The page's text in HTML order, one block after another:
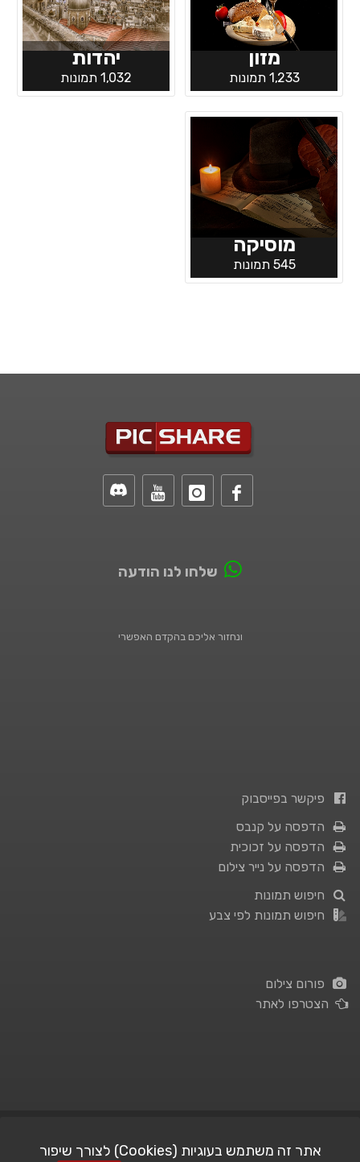
מזון
1,233 תמונות
יהדות
1,032 תמונות
מוסיקה
545 תמונות
שלחו לנו הודעה
ונחזור אליכם בהקדם האפשרי
פיקשר בפייסבוק
הדפסה על קנבס
הדפסה על זכוכית
הדפסה על נייר צילום
חיפוש תמונות
חיפוש תמונות לפי צבע
פורום צילום
הצטרפו לאתר
אתר זה משתמש בעוגיות (Cookies) לצורך שיפור